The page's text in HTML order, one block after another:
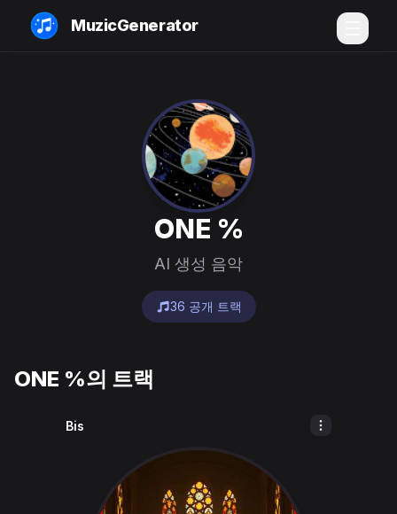
MuzicGenerator
ONE %
AI 생성 음악
36 공개 트랙
ONE %의 트랙
Bis